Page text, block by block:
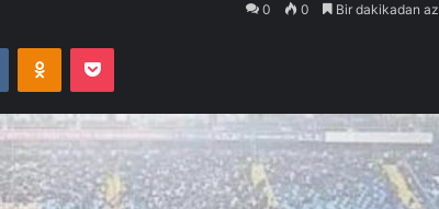
0 0 Bir dakikadan az
VKontakteOdnoklassniki
Pocket